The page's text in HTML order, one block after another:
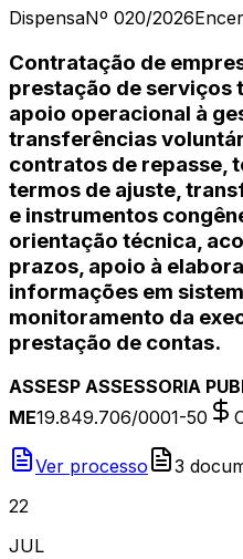
DispensaNº 020/2026
Contratação de
prestação de serviços
apoio operacional à
transferências
contratos de repasse,
termos de ajuste,
e instrumentos
orientação técnica,
prazos, apoio à
informações em
monitoramento da
prestação de contas.
ASSESP ASSESSORIA
ME19.849.706/0001-50
Ver processo 3
22
JUL